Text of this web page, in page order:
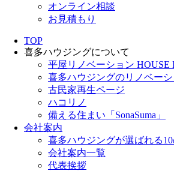
オンライン相談
お見積もり
TOP
喜多ハウジングについて
平屋リノベーション HOUSE
喜多ハウジングのリノベー
古民家再生ページ
ハコリノ
備える住まい「SonaSuma」
会社案内
喜多ハウジングが選ばれる
会社案内一覧
代表挨拶